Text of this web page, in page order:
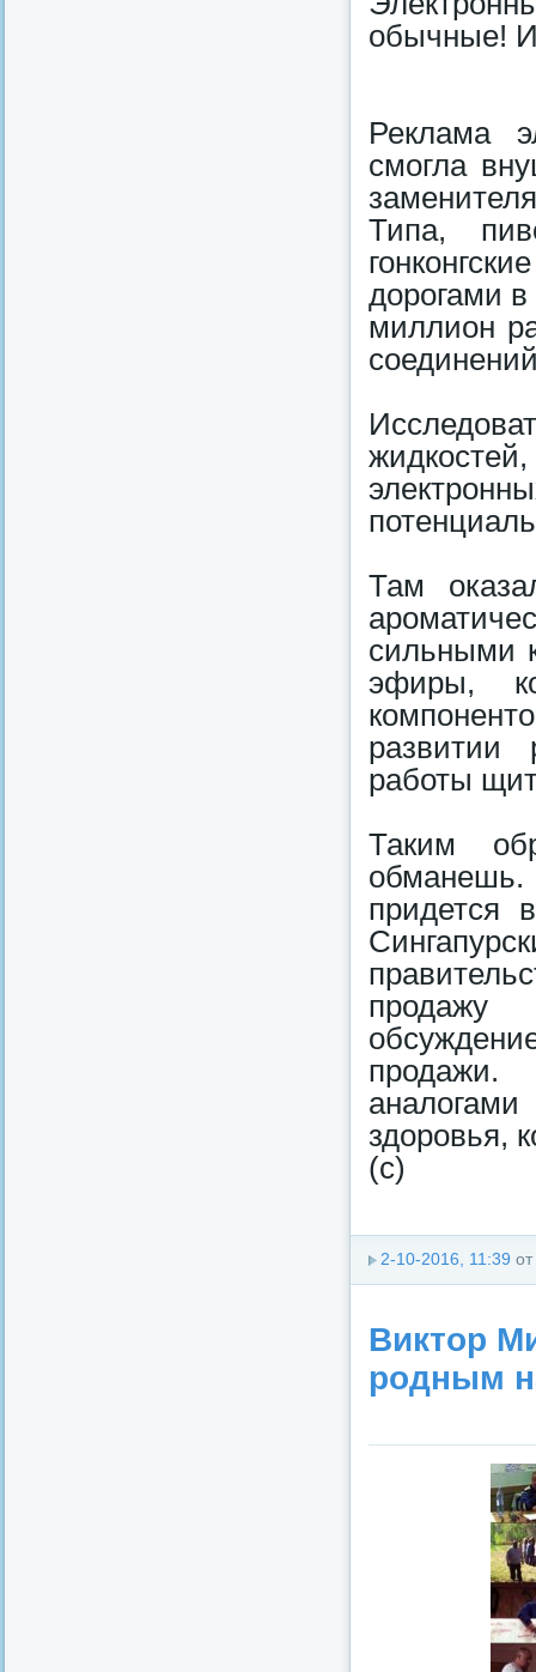
обычные!
Реклама
смогла
Типа,
дорогами в
миллион
Там
сильными
эфиры,
развитии
работы
Таким
придется
продажу
продажи.
здоровья,
(с)
2-10-2016, 11:39 от
Виктор
родным